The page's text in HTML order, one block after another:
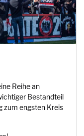
Reihe an
Bestandteil
zum engsten Kreis